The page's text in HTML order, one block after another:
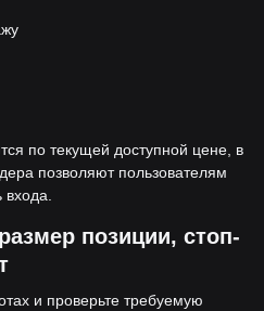
по текущей доступной цене, в
позволяют пользователям
входа.
позиции, стоп-
и проверьте требуемую